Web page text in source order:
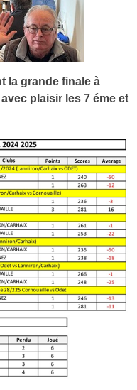
la grande finale à
plaisir les 7 éme et